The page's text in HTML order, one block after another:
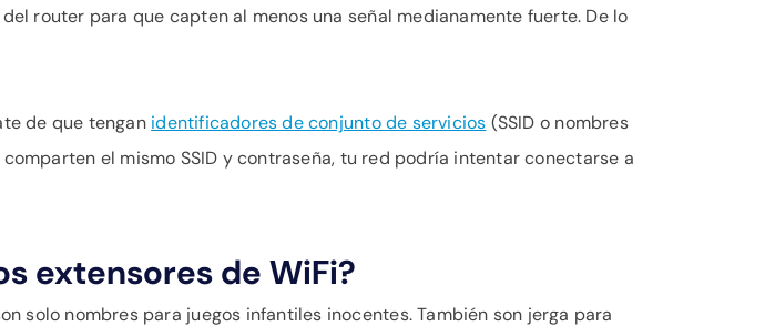
router para que capten al menos una señal medianamente fuerte. De lo
de que tengan identificadores de conjunto de servicios (SSID o nombres
el mismo SSID y contraseña, tu red podría intentar conectarse a
extensores de WiFi?
solo nombres para juegos infantiles inocentes. También son jerga para